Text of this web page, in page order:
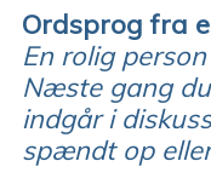
Ordsprog fra
En rolig
Næste gang
indgår i
spændt op